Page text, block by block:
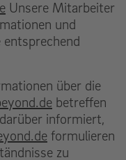
Unsere Mitarbeiter
und
über die
betreffen
informiert,
formulieren
zu